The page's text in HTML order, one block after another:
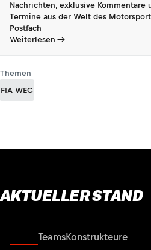
Nachrichten, exklusive Kommentare
Termine aus der Welt des
Postfach
Weiterlesen
Themen
FIA WEC
AKTUELLER STAND
TeamsKonstrukteure